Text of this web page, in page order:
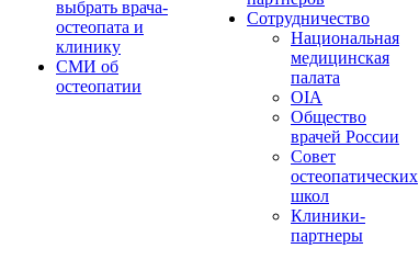
выбрать врача-
остеопата и
клинику
СМИ об
остеопатии
Сотрудничество
Национальная
медицинская
палата
OIA
Общество
врачей России
Совет
остеопатических
школ
Клиники-
партнеры